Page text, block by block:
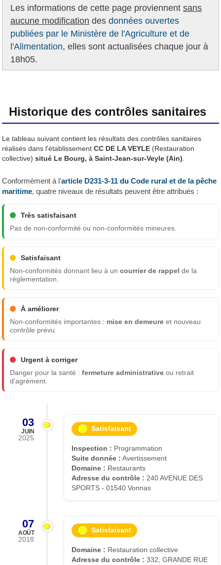
Les informations de cette page proviennentsans
aucune modification desdonnées ouvertes
publiées par le Ministère de l'Agriculture et de
l'Alimentation, elles sont actualisées chaque jour à
18h05.
Historique des contrôles sanitaires
Le tableau suivant contient les résultats des contrôles sanitaires
réalisés dans l'établissementCC DE LA VEYLE (Restauration
collective) situé Le Bourg, à Saint-Jean-sur-Veyle (Ain)
Conformément à l'article D231-3-11 du Code rural et de la pêche
maritime, quatre niveaux de résultats peuvent être attribués :
Très satisfaisant
Pas de non-conformité ou non-conformités mineures.
Satisfaisant
Non-conformités donnant lieu à uncourrier de rappel de la
réglementation.
À améliorer
Non-conformités importantes : mise en demeure et nouveau
contrôle prévu.
Urgent à corriger
Danger pour la santé :fermeture administrative ou retrait
d'agrément.
03
JUIN
2025
Satisfaisant
Inspection : Programmation
Suite donnée : Avertissement
Domaine : Restaurants
Adresse du contrôle : 240 AVENUE DES
SPORTS - 01540 Vonnas
07
AOÛT
2018
Satisfaisant
Domaine : Restauration collective
Adresse du contrôle : 332, GRANDE RUE